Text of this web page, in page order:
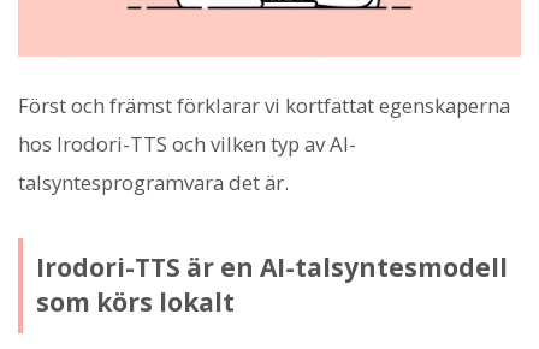
Först och främst förklarar vi kortfattat egenskaperna
hos Irodori-TTS och vilken typ av AI-
talsyntesprogramvara det är.
Irodori-TTS är en AI-talsyntesmodell
som körs lokalt